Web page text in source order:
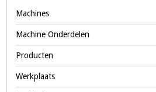
Machines
Machine Onderdelen
Producten
Werkplaats